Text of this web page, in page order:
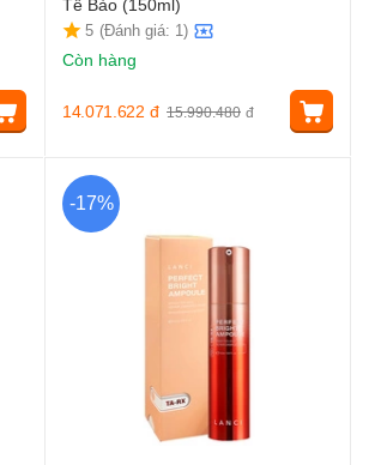
Tế Bào (150ml)
5 (Đánh giá: 1)
Còn hàng
15.990.480 đ
14.071.622 đ
-17%